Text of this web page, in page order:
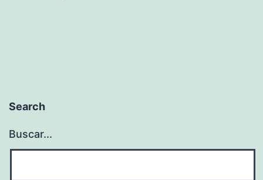
Search
Buscar...